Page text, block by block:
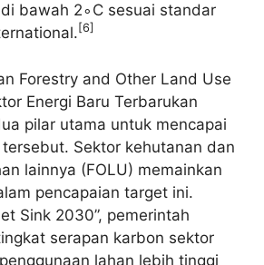
bawah 2∘C sesuai standar
[6]
Forestry and Other Land Use
Energi Baru Terbarukan
pilar utama untuk mencapai
Sektor kehutanan dan
lainnya (FOLU) memainkan
pencapaian target ini.
Sink 2030”, pemerintah
serapan karbon sektor
lahan lebih tinggi